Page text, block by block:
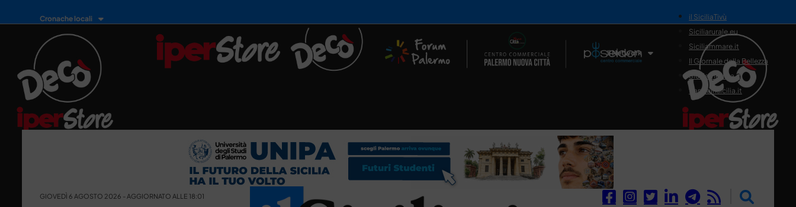
Cronache locali
Il Network
il SiciliaTivù
Siciliarurale.eu
Siciliammare.it
Il Giornale della Bellezza
Siciliamedica.it
Sanitainsicilia.it
GIOVEDÌ 6 AGOSTO 2026 - AGGIORNATO ALLE 18:01